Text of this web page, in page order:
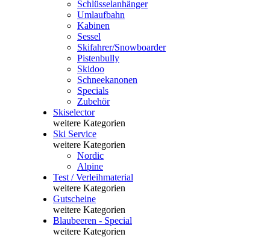
Schlüsselanhänger
Umlaufbahn
Kabinen
Sessel
Skifahrer/Snowboarder
Pistenbully
Skidoo
Schneekanonen
Specials
Zubehör
Skiselector
weitere Kategorien
Ski Service
weitere Kategorien
Nordic
Alpine
Test / Verleihmaterial
weitere Kategorien
Gutscheine
weitere Kategorien
Blaubeeren - Special
weitere Kategorien